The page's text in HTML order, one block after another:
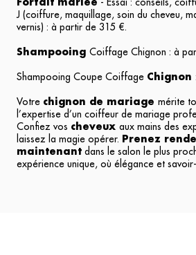
Forfait mariée - Essai : conseils,
J (coiffure, maquillage, soin du cheveu,
vernis) : à partir de 315 €.
Shampooing Coiffage Chignon : à
Shampooing Coupe Coiffage Chignon
Votre chignon de mariage mérite
l’expertise d’un coiffeur de mariage
Confiez vos cheveux aux mains des
laissez la magie opérer. Prenez
maintenant dans le salon le plus
expérience unique, où élégance et